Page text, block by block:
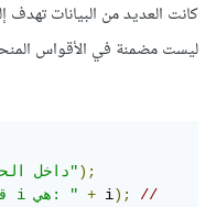
كانت العديد من البيانات تهدف
ليست مضمنة في الأقواس
"داخل الحلقة");
"قيمة i هي: " + i);
//